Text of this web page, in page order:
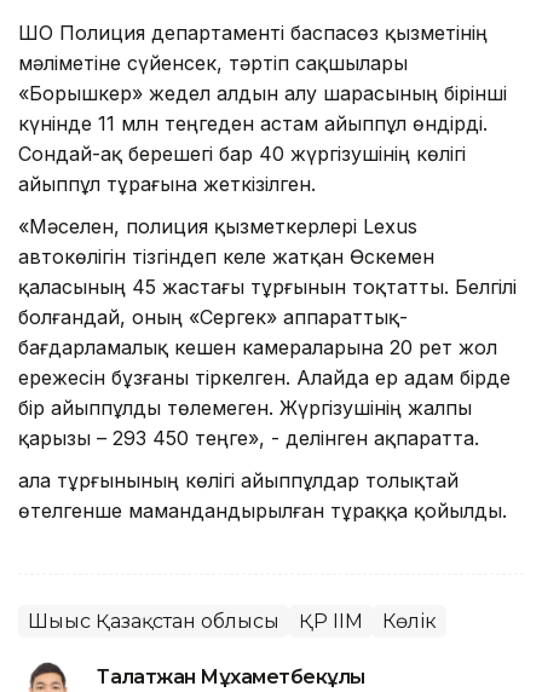
ШҚО Полиция департаменті баспасөз қызметінің
мәліметіне сүйенсек, тәртіп сақшылары
«Борышкер» жедел алдын алу шарасының бірінші
күнінде 11 млн теңгеден астам айыппұл өндірді.
Сондай-ақ берешегі бар 40 жүргізушінің көлігі
айыппұл тұрағына жеткізілген.
«Мәселен, полиция қызметкерлері Lexus
автокөлігін тізгіндеп келе жатқан Өскемен
қаласының 45 жастағы тұрғынын тоқтатты. Белгілі
болғандай, оның «Сергек» аппараттық-
бағдарламалық кешен камераларына 20 рет жол
ережесін бұзғаны тіркелген. Алайда ер адам бірде
бір айыппұлды төлемеген. Жүргізушінің жалпы
қарызы – 293 450 теңге», - делінген ақпаратта.
Қала тұрғынының көлігі айыппұлдар толықтай
өтелгенше мамандандырылған тұраққа қойылды.
Шығыс Қазақстан облысы ҚР ІІМ Көлік
Талғатжан Мұхаметбекұлы